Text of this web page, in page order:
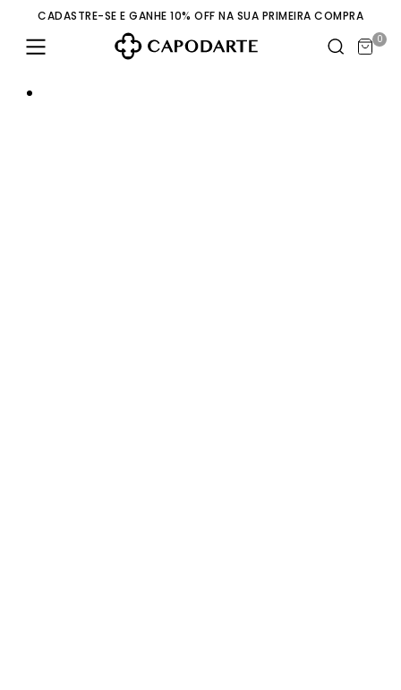
CADASTRE-SE E GANHE 10% OFF NA SUA PRIMEIRA COMPRA
0